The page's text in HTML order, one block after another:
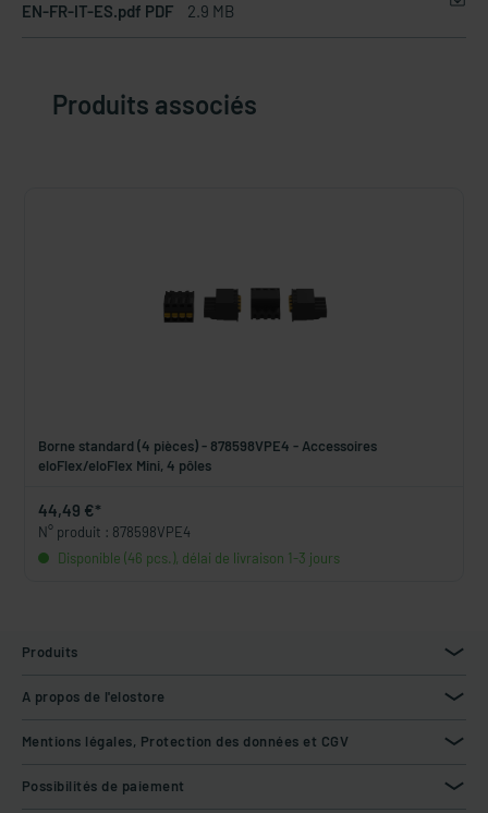
EN-FR-IT-ES.pdf PDF
2.9 MB
Produits associés
Borne standard (4 pièces) - 878598VPE4 - Accessoires
eloFlex/eloFlex Mini, 4 pôles
44,49 €*
N° produit : 878598VPE4
Disponible (46 pcs.), délai de livraison 1-3 jours
Produits
A propos de l'elostore
Mentions légales, Protection des données et CGV
Possibilités de paiement